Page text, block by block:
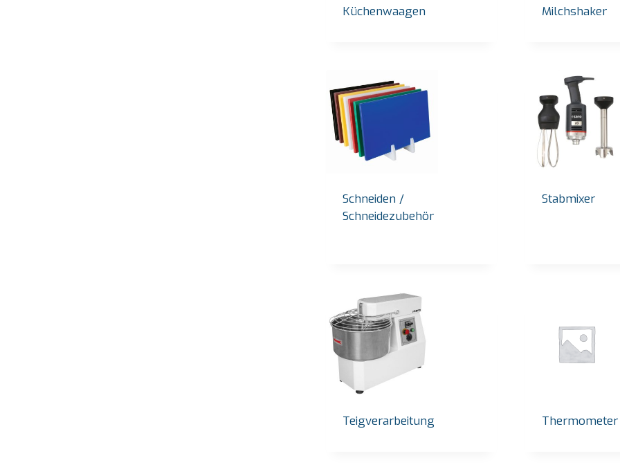
Küchenwaagen Milchshaker
Schneiden /
Schneidezubehör
Stabmixer
Teigverarbeitung Thermometer